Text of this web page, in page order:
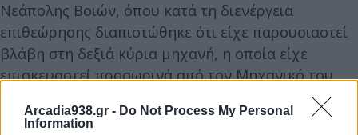
Arcadia938.gr - Do Not Process My Personal
Information
Νεάπολης Βοιών, όπου κατά τη διενέργεια
επιθεώρησης διαπιστώθηκε ότι είχε παρουσιαστεί
βλάβη στη δεξιά κύρια μηχανή, η οποία είχε
επισκευαστεί προσωρινά από τον Μηχανικό του